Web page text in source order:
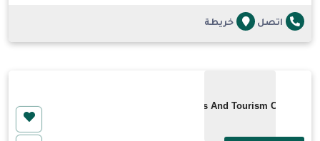
اتصل خريطة